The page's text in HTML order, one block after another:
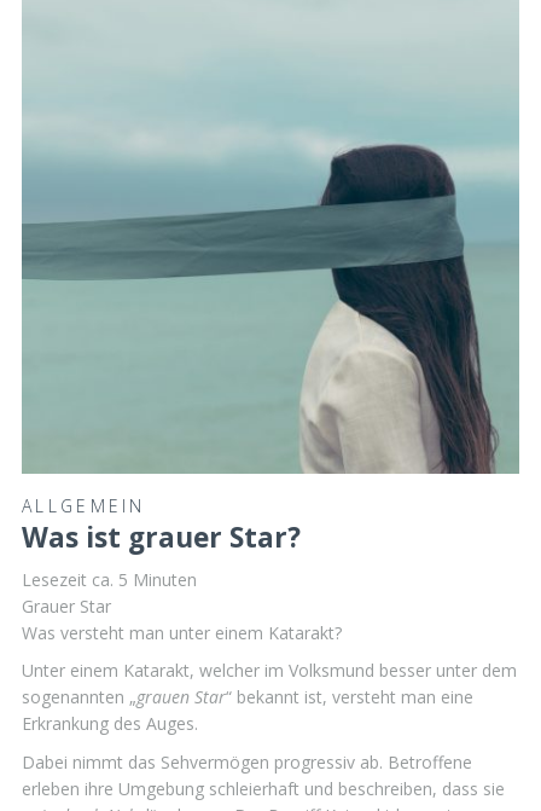
ALLGEMEIN
Was ist grauer Star?
Lesezeit ca. 5 Minuten
Grauer Star
Was versteht man unter einem Katarakt?
Unter einem Katarakt, welcher im Volksmund besser unter dem
sogenannten „grauen Star“ bekannt ist, versteht man eine
Erkrankung des Auges.
Dabei nimmt das Sehvermögen progressiv ab. Betroffene
erleben ihre Umgebung schleierhaft und beschreiben, dass sie